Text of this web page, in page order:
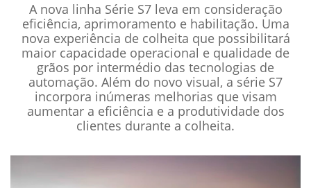
A nova linha Série S7 leva em consideração
eficiência, aprimoramento e habilitação. Uma
nova experiência de colheita que possibilitará
maior capacidade operacional e qualidade de
grãos por intermédio das tecnologias de
automação. Além do novo visual, a série S7
incorpora inúmeras melhorias que visam
aumentar a eficiência e a produtividade dos
clientes durante a colheita.